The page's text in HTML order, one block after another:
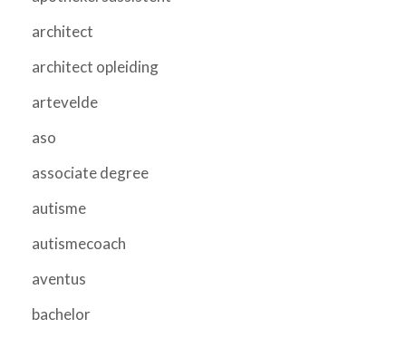
architect
architect opleiding
artevelde
aso
associate degree
autisme
autismecoach
aventus
bachelor